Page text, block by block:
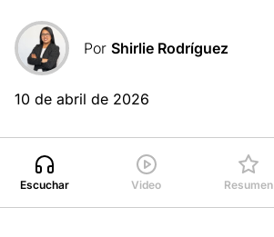
Por Shirlie Rodríguez
10 de abril de 2026
Escuchar Video Resumen